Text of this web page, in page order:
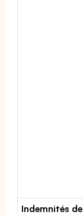
Indemnités de